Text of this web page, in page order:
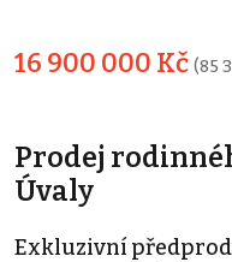
16 900 000 Kč (85
Prodej
Úvaly
Exkluzivní